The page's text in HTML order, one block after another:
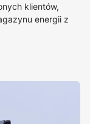
klientów,
energii z